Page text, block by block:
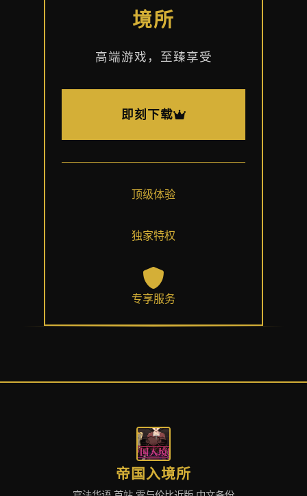
境所
高端游戏，至臻享受
即刻下载
顶级体验
独家特权
专享服务
帝国入境所